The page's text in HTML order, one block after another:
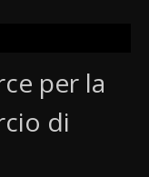
per la
di